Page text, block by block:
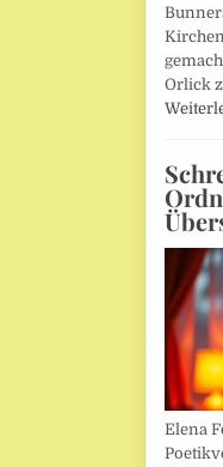
Orlick
Elena